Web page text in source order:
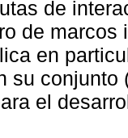
de
de
en
su conjunto
el